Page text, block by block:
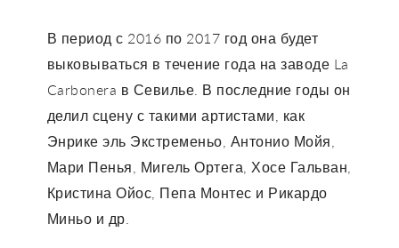
В период с 2016 по 2017 год она будет
выковываться в течение года на заводе La
Carbonera в Севилье. В последние годы он
делил сцену с такими артистами, как
Энрике эль Экстременьо, Антонио Мойя,
Мари Пенья, Мигель Ортега, Хосе Гальван,
Кристина Ойос, Пепа Монтес и Рикардо
Миньо и др.